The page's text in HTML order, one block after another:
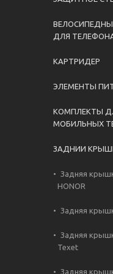
ДЛЯ
КАРТРИДЕР
ЭЛЕМЕНТЫ
КОМПЛЕКТЫ
МОБИЛЬНЫХ
ЗАДНИИ
Задняя
HONOR
Задняя
Задняя
Texet
Задняя